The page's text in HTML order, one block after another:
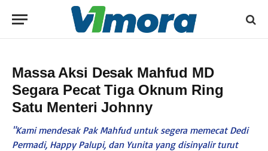
Massa Aksi Desak Mahfud MD
Segara Pecat Tiga Oknum Ring
Satu Menteri Johnny
"Kami mendesak Pak Mahfud untuk segera memecat Dedi
Permadi, Happy Palupi, dan Yunita yang disinyalir turut